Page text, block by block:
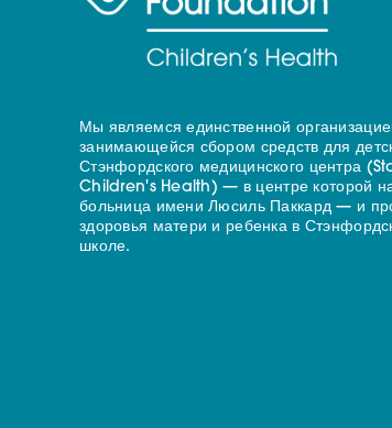
Мы являемся единственной
занимающейся сбором средств для
Стэнфордского медицинского центра
Children's Health) — в центре которой
больница имени Люсиль Паккард — и
здоровья матери и ребенка в
школе.